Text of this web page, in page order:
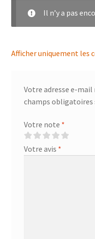
Il n’y a pas
Afficher uniquement les
Votre adresse e-mail
champs obligatoires
Votre note *
Votre avis *